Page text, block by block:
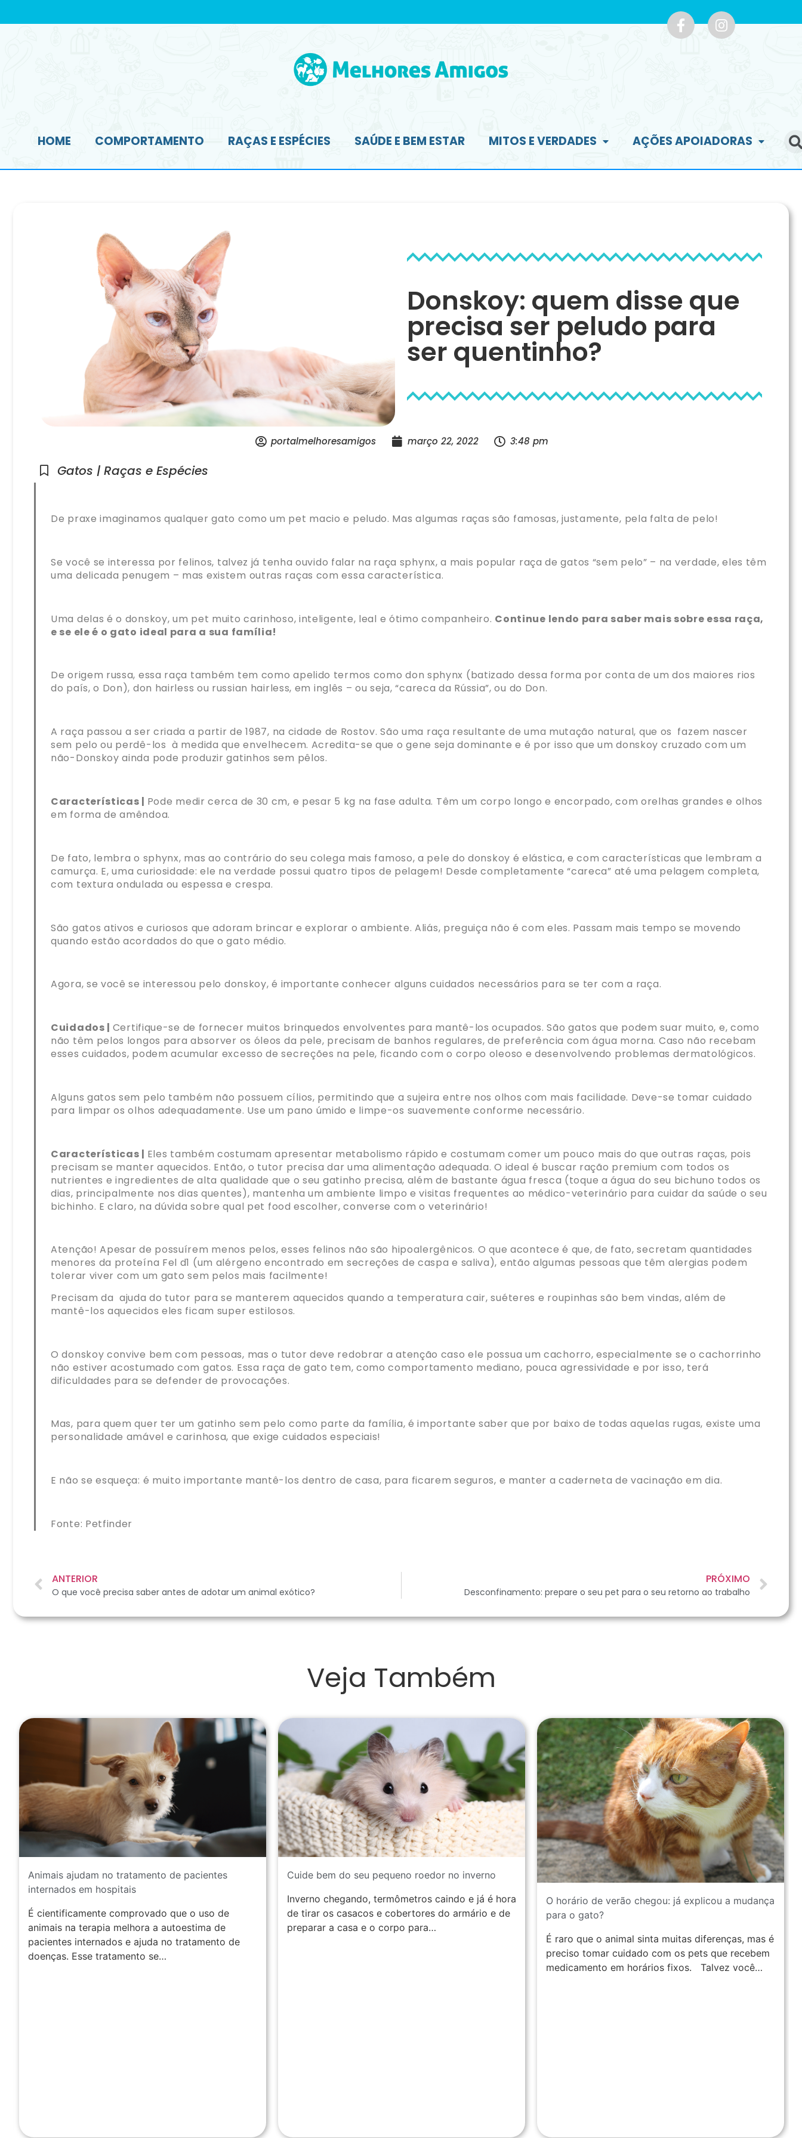
HOME COMPORTAMENTO RAÇAS E ESPÉCIES SAÚDE E BEM ESTAR MITOS E VERDADES AÇÕES APOIADORAS
Donskoy: quem disse que
precisa ser peludo para
ser quentinho?
portalmelhoresamigos março 22, 2022 3:48 pm
Gatos | Raças e Espécies
De praxe imaginamos qualquer gato como um pet macio e peludo. Mas algumas raças são famosas, justamente, pela falta de pelo!
Se você se interessa por felinos, talvez já tenha ouvido falar na raça sphynx, a mais popular raça de gatos “sem pelo” – na verdade, eles têm
uma delicada penugem – mas existem outras raças com essa característica.
Uma delas é o donskoy, um pet muito carinhoso, inteligente, leal e ótimo companheiro. Continue lendo para saber mais sobre essa raça,
e se ele é o gato ideal para a sua família!
De origem russa, essa raça também tem como apelido termos como don sphynx (batizado dessa forma por conta de um dos maiores rios
do país, o Don), don hairless ou russian hairless, em inglês – ou seja, “careca da Rússia”, ou do Don.
A raça passou a ser criada a partir de 1987, na cidade de Rostov.São uma raça resultante de uma mutação natural, que os fazem nascer
sem pelo ou perdê-los à medida que envelhecem. Acredita-se que o gene seja dominante e é por isso que um donskoy cruzado com um
não-Donskoy ainda pode produzir gatinhos sem pêlos.
Características | Pode medir cerca de 30 cm, e pesar 5 kg na fase adulta. Têm um corpo longo e encorpado, com orelhas grandes e olhos
em forma de amêndoa.
De fato, lembra o sphynx, mas ao contrário do seu colega mais famoso, a pele do donskoy é elástica, e com características que lembram a
camurça. E, uma curiosidade: ele na verdade possui quatro tipos de pelagem! Desde completamente “careca” até uma pelagem completa,
com textura ondulada ou espessa e crespa.
São gatos ativos e curiosos que adoram brincar e explorar o ambiente. Aliás, preguiça não é com eles. Passam mais tempo se movendo
quando estão acordados do que o gato médio.
Agora, se você se interessou pelo donskoy, é importante conhecer alguns cuidados necessários para se ter com a raça.
Cuidados | Certifique-se de fornecer muitos brinquedos envolventes para mantê-los ocupados. São gatos que podem suar muito, e, como
não têm pelos longos para absorver os óleos da pele, precisam de banhos regulares, de preferência com água morna. Caso não recebam
esses cuidados, podem acumular excesso de secreções na pele, ficando com o corpo oleoso e desenvolvendo problemas dermatológicos.
Alguns gatos sem pelo também não possuem cílios, permitindo que a sujeira entre nos olhos com mais facilidade. Deve-se tomar cuidado
para limpar os olhos adequadamente. Use um pano úmido e limpe-os suavemente conforme necessário.
Características | Eles também costumam apresentar metabolismo rápido e costumam comer um pouco mais do que outras raças, pois
precisam se manter aquecidos. Então, o tutor precisa dar uma alimentação adequada. O ideal é buscar ração premium com todos os
nutrientes e ingredientes de alta qualidade que o seu gatinho precisa, além de bastante água fresca (toque a água do seu bichuno todos os
dias, principalmente nos dias quentes), mantenha um ambiente limpo e visitas frequentes ao médico-veterinário para cuidar da saúde o seu
bichinho. E claro, na dúvida sobre qual pet food escolher, converse com o veterinário!
Atenção! Apesar de possuírem menos pelos, esses felinos não são hipoalergênicos. O que acontece é que, de fato, secretam quantidades
menores da proteína Fel d1 (um alérgeno encontrado em secreções de caspa e saliva), então algumas pessoas que têm alergias podem
tolerar viver com um gato sem pelos mais facilmente!
Precisam da ajuda do tutor para se manterem aquecidos quando a temperatura cair, suéteres e roupinhas são bem vindas, além de
mantê-los aquecidos eles ficam super estilosos.
O donskoy convive bem com pessoas, mas o tutor deve redobrar a atenção caso ele possua um cachorro, especialmente se o cachorrinho
não estiver acostumado com gatos. Essa raça de gato tem, como comportamento mediano, pouca agressividade e por isso, terá
dificuldades para se defender de provocações.
Mas, para quem quer ter um gatinho sem pelo como parte da família, é importante saber que por baixo de todas aquelas rugas, existe uma
personalidade amável e carinhosa, que exige cuidados especiais!
E não se esqueça: é muito importante mantê-los dentro de casa, para ficarem seguros, e manter a caderneta de vacinação em dia.
Fonte: Petfinder
ANTERIOR
O que você precisa saber antes de adotar um animal exótico?
PRÓXIMO
Desconfinamento: prepare o seu pet para o seu retorno ao trabalho
Veja Também
Animais ajudam no tratamento de pacientes
internados em hospitais
É cientificamente comprovado que o uso de
animais na terapia melhora a autoestima de
pacientes internados e ajuda no tratamento de
doenças. Esse tratamento se…
Cuide bem do seu pequeno roedor no inverno
Inverno chegando, termômetros caindo e já é hora
de tirar os casacos e cobertores do armário e de
preparar a casa e o corpo para…
O horário de verão chegou: já explicou a mudança
para o gato?
É raro que o animal sinta muitas diferenças, mas é
preciso tomar cuidado com os pets que recebem
medicamento em horários fixos. Talvez você…